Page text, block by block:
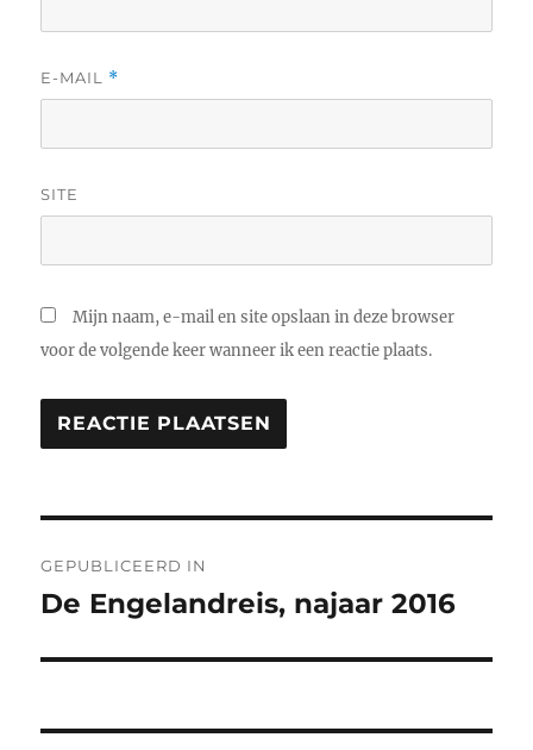
E-MAIL *
SITE
Mijn naam, e-mail en site opslaan in deze browser
voor de volgende keer wanneer ik een reactie plaats.
navigatie
GEPUBLICEERD IN
De Engelandreis, najaar 2016